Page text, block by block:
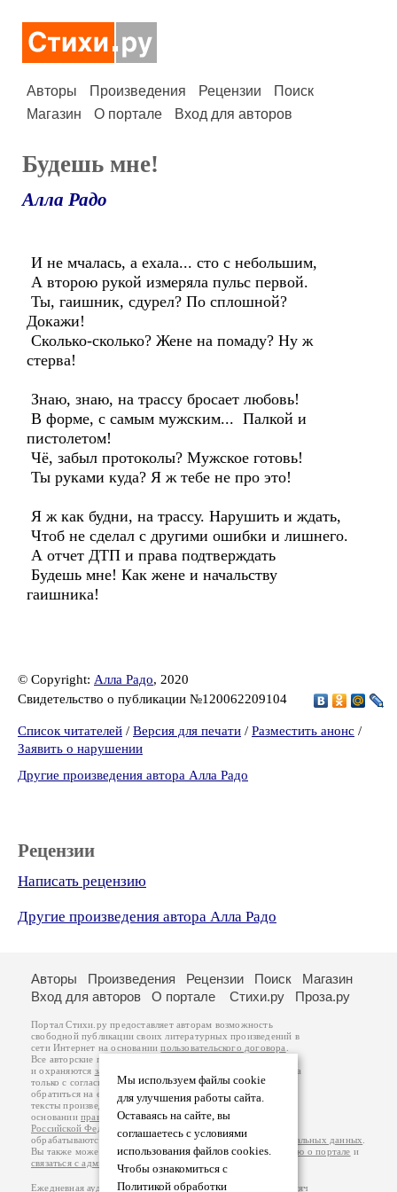
Авторы Произведения Рецензии
Поиск
Магазин
О портале Вход для авторов
Будешь мне!
Алла Радо
И не мчалась, а ехала... сто с небольшим,
А второю рукой измеряла пульс первой.
Ты, гаишник, сдурел? По сплошной?
Докажи!
Сколько-сколько? Жене на помаду? Ну ж
стерва!
Знаю, знаю, на трассу бросает любовь!
В форме, с самым мужским... Палкой и
пистолетом!
Чё, забыл протоколы? Мужское готовь!
Ты руками куда? Я ж тебе не про это!
Я ж как будни, на трассу. Нарушить и ждать,
Чтоб не сделал с другими ошибки и лишнего.
А отчет ДТП и права подтверждать
Будешь мне! Как жене и начальству
гаишника!
© Copyright: Алла Радо, 2020
Свидетельство о публикации №120062209104
Список читателей / Версия для печати / Разместить анонс /
Заявить о нарушении
Другие произведения автора Алла Радо
Рецензии
Написать рецензию
Другие произведения автора Алла Радо
Мы используем файлы cookie
для улучшения работы сайта.
Оставаясь на сайте, вы
соглашаетесь с условиями
использования файлов cookies.
Чтобы ознакомиться с
Политикой обработки
Авторы Произведения Рецензии Поиск
Магазин
Вход для авторов
О портале Стихи.ру Проза.ру
Портал Стихи.ру предоставляет авторам возможность
свободной публикации своих литературных произведений в
сети Интернет на основаниипользовательского договора
Все авторские права на произведения принадлежат авторам
и охраняются законом
. Перепечатка произведений возможна
только с согласия его автора, к которому вы можете
обратиться на его авторской странице. Ответственность за
тексты произведений авторы несут самостоятельно на
основанииправил публикацииизаконодательства
Российской Федерации
обрабатываются на основанииПолитики обработки персональных данных
Вы также можете посмотреть более подробнуюинформацию о портале и
связаться с администрацией
Ежедневная аудитория портала Стихи.ру – порядка 200 тысяч